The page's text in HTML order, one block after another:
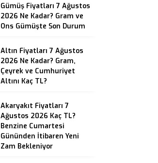
Gümüş Fiyatları 7 Ağustos
2026 Ne Kadar? Gram ve
Ons Gümüşte Son Durum
Altın Fiyatları 7 Ağustos
2026 Ne Kadar? Gram,
Çeyrek ve Cumhuriyet
Altını Kaç TL?
Akaryakıt Fiyatları 7
Ağustos 2026 Kaç TL?
Benzine Cumartesi
Gününden İtibaren Yeni
Zam Bekleniyor